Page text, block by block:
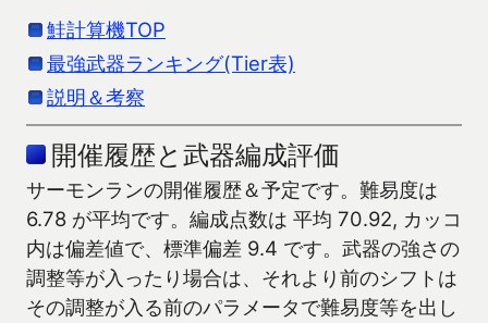
鮭計算機TOP
最強武器ランキング(Tier表)
説明＆考察
開催履歴と武器編成評価
サーモンランの開催履歴＆予定です。難易度は
6.78 が平均です。編成点数は 平均 70.92, カッコ
内は偏差値で、標準偏差 9.4 です。武器の強さの
調整等が入ったり場合は、それより前のシフトは
その調整が入る前のパラメータで難易度等を出し